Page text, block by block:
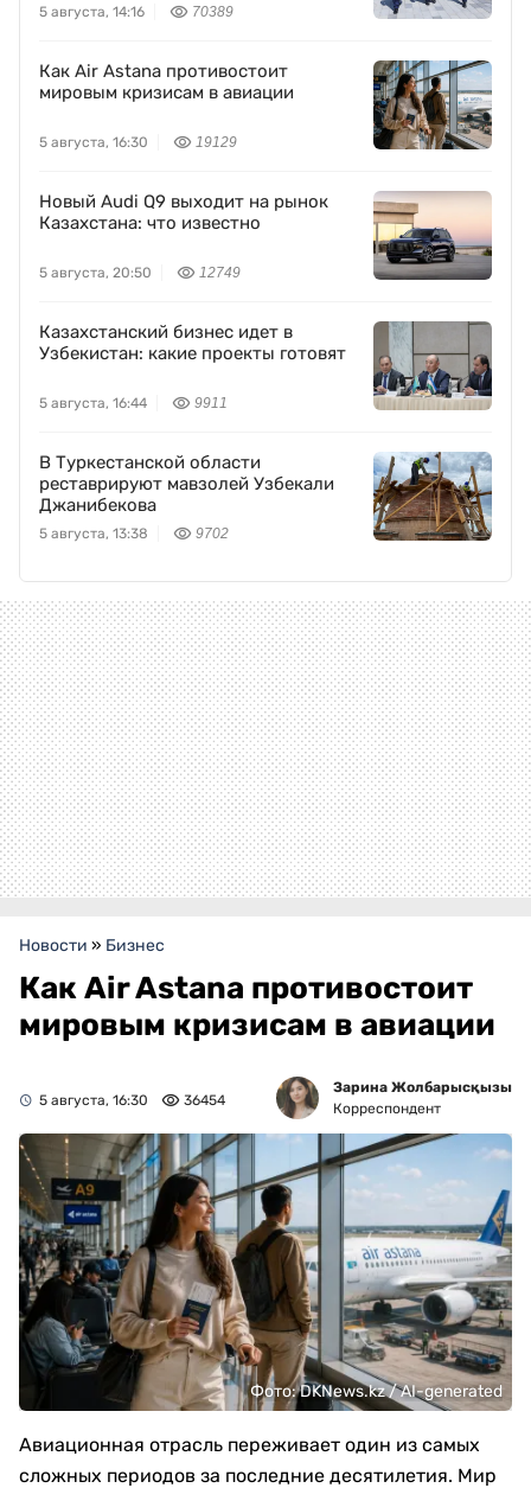
5 августа, 14:16 70389
Как Air Astana противостоит
мировым кризисам в авиации
5 августа, 16:30 19129
Новый Audi Q9 выходит на рынок
Казахстана: что известно
5 августа, 20:50 12749
Казахстанский бизнес идет в
Узбекистан: какие проекты готовят
5 августа, 16:44 9911
В Туркестанской области
реставрируют мавзолей Узбекали
Джанибекова
5 августа, 13:38 9702
Новости » Бизнес
Как Air Astana противостоит
мировым кризисам в авиации
5 августа, 16:30 36454
Зарина Жолбарысқызы
Корреспондент
Фото: DKNews.kz / AI-generated
Авиационная отрасль переживает один из самых
сложных периодов за последние десятилетия. Мир